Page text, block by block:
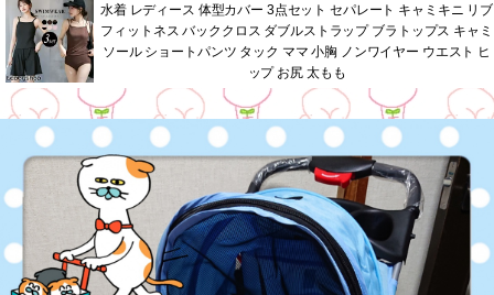
水着 レディース 体型カバー 3点セット セパレート キャミキニ リブ
フィットネス バッククロス ダブルストラップ ブラトップス キャミ
ソール ショートパンツ タック ママ 小胸 ノンワイヤー ウエスト ヒ
ップ お尻 太もも